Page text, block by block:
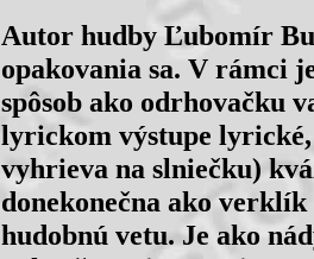
Autor hudby Ľubomír
opakovania sa. V rámci
spôsob ako odrhovačku
lyrickom výstupe
vyhrieva na slniečku)
donekonečna ako
hudobnú vetu. Je ako